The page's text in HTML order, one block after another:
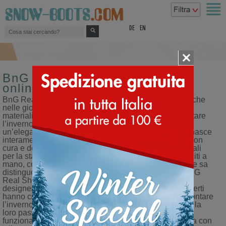
DE EN
BnG Real Shoes - Doposci -
online shop
BnG Real Shoes: le scarpe che svelano il tuo stile anche
nelle giornate più fredde. Con un design distintivo e
materiali resistenti, le BnGRS sono perfette per affrontare
l’inverno con carattere, unendo comfort, calore e
un’eleganza versatile per ogni occasione. Ogni paio nasce
interamente in Italia grazie all’abilità di artigiani che, con
cura e dedizione, selezionano materiali di qualità, ideali
per la stagione invernale. I dettagli sono colorati e cuciti a
mano, conferendo alle calzature un design iconico che sa
distinguersi anche nelle giornate più gelide. Dietro BnG
Real Shoes ci sono Genny ed Emanuele, coppia di
designer e imprenditori, che insieme a un team di esperti
hanno creato una collezione dedicata a chi vuole affrontare
l’inverno con stile. Una linea di scarpe che rispecchia la
loro passione per la qualità e il desiderio di unire
funzionalità e moda in un accessorio che accompagna con